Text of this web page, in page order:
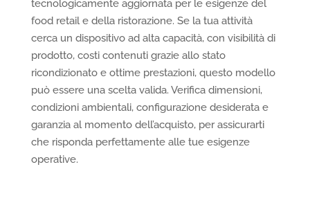
tecnologicamente aggiornata per le esigenze del
food retail e della ristorazione. Se la tua attività
cerca un dispositivo ad alta capacità, con visibilità di
prodotto, costi contenuti grazie allo stato
ricondizionato e ottime prestazioni, questo modello
può essere una scelta valida. Verifica dimensioni,
condizioni ambientali, configurazione desiderata e
garanzia al momento dell’acquisto, per assicurarti
che risponda perfettamente alle tue esigenze
operative.